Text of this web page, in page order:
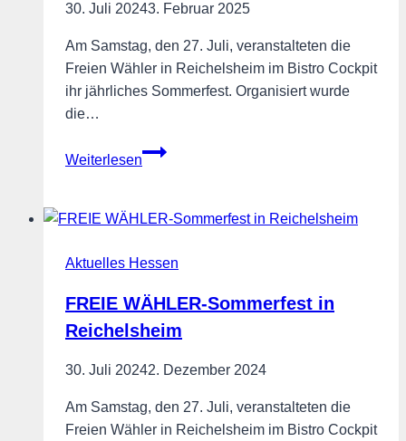
30. Juli 20243. Februar 2025
Am Samstag, den 27. Juli, veranstalteten die
Freien Wähler in Reichelsheim im Bistro Cockpit
ihr jährliches Sommerfest. Organisiert wurde
die…
Weiterlesen
FREIE
in
Aktuelles Hessen
FREIE WÄHLER-Sommerfest in
Reichelsheim
30. Juli 20242. Dezember 2024
Am Samstag, den 27. Juli, veranstalteten die
Freien Wähler in Reichelsheim im Bistro Cockpit